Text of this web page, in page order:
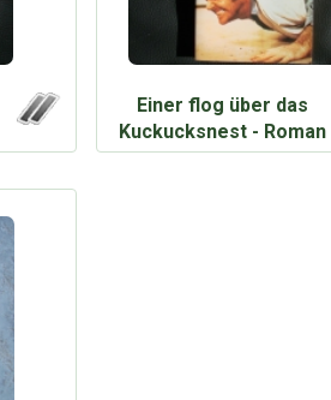
Einer flog über das
Kuckucksnest - Roman